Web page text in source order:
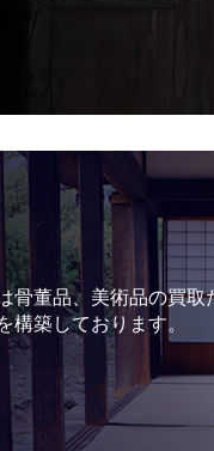
骨董品、美術品の買
構築しております。